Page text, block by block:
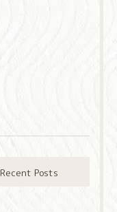
Recent Posts